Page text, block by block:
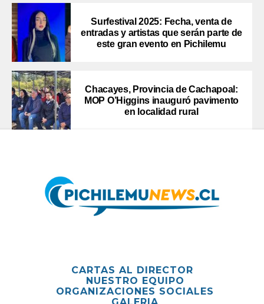
Surfestival 2025: Fecha, venta de
entradas y artistas que serán parte de
este gran evento en Pichilemu
Chacayes, Provincia de Cachapoal:
MOP O’Higgins inauguró pavimento
en localidad rural
CARTAS AL DIRECTOR
NUESTRO EQUIPO
ORGANIZACIONES SOCIALES